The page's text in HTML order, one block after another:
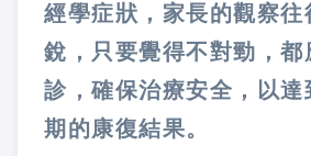
經學症狀，家長的觀察往
銳，只要覺得不對勁，都
診，確保治療安全，以達
期的康復結果。